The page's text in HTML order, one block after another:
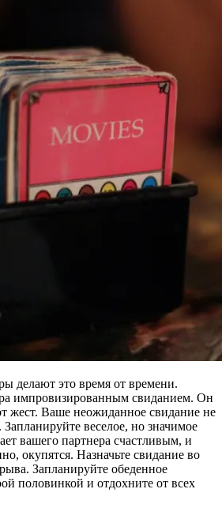
делают это время от времени.
импровизированным свиданием. Он
жест. Ваше неожиданное свидание не
веселое, но значимое
вашего партнера счастливым, и
окупятся. Назначьте свидание во
Запланируйте обеденное
половинкой и отдохните от всех